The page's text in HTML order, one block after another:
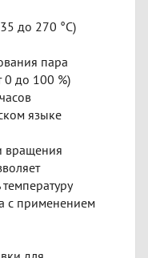
до 270 °С)
пара
0 до 100 %)
языке
вращения
с применением